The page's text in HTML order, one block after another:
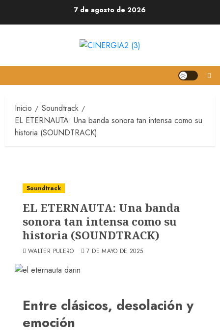
7 de agosto de 2026
Inicio
Soundtrack
EL ETERNAUTA: Una banda sonora tan intensa como su
historia (SOUNDTRACK)
Soundtrack
EL ETERNAUTA: Una banda
sonora tan intensa como su
historia (SOUNDTRACK)
WALTER PULERO 7 DE MAYO DE 2025
Entre clásicos, desolación y
emoción